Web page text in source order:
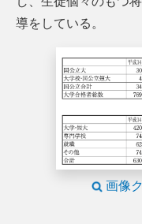
導をしている。
画像